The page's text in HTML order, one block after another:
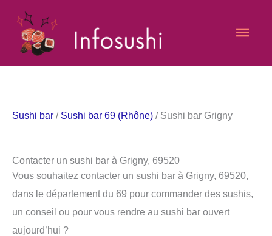
contenu
Sushi bar / Sushi bar 69 (Rhône) / Sushi bar Grigny
Contacter un sushi bar à Grigny, 69520
Vous souhaitez contacter un sushi bar à Grigny, 69520,
dans le département du 69 pour commander des sushis,
un conseil ou pour vous rendre au sushi bar ouvert
aujourd’hui ?